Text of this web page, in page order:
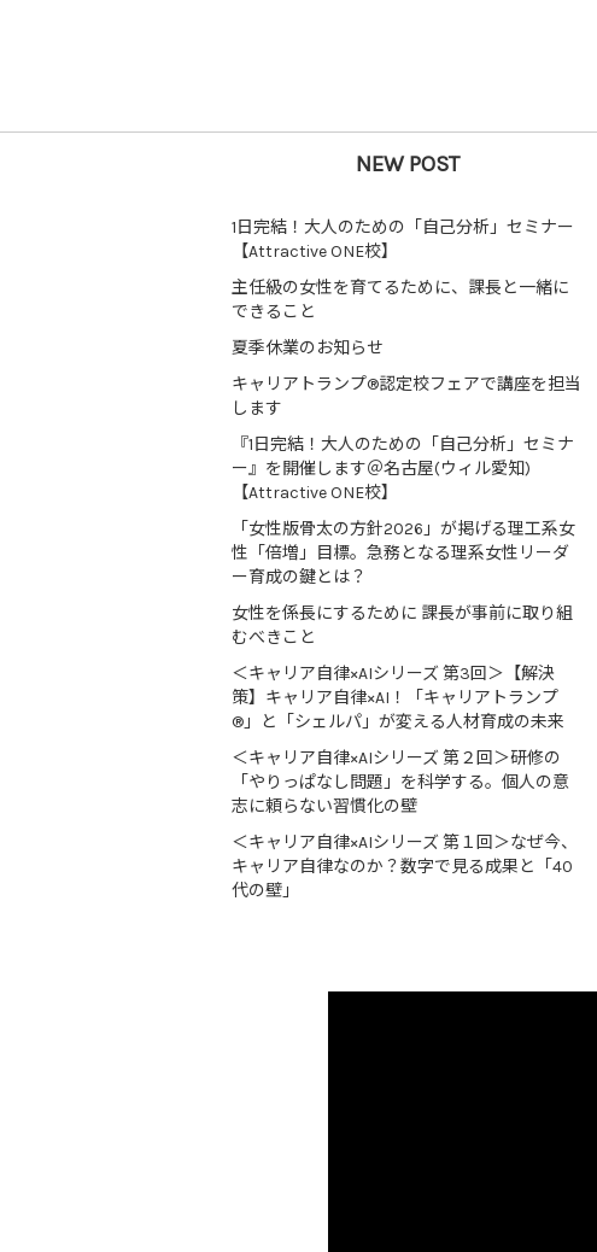
NEW POST
1日完結！大人のための「自己分析」セミナー
【Attractive ONE校】
主任級の女性を育てるために、課長と一緒に
できること
夏季休業のお知らせ
キャリアトランプ®認定校フェアで講座を担当
します
『1日完結！大人のための「自己分析」セミナ
ー』を開催します＠名古屋(ウィル愛知)
【Attractive ONE校】
「女性版骨太の方針2026」が掲げる理工系女
性「倍増」目標。急務となる理系女性リーダ
ー育成の鍵とは？
女性を係長にするために 課長が事前に取り組
むべきこと
＜キャリア自律×AIシリーズ 第3回＞【解決
策】キャリア自律×AI！「キャリアトランプ
®」と「シェルパ」が変える人材育成の未来
＜キャリア自律×AIシリーズ 第２回＞研修の
「やりっぱなし問題」を科学する。個人の意
志に頼らない習慣化の壁
＜キャリア自律×AIシリーズ 第１回＞なぜ今、
キャリア自律なのか？数字で見る成果と「40
代の壁」